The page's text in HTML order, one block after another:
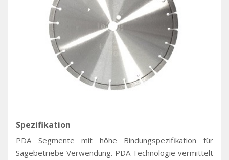
Spezifikation
PDA Segmente mit höhe Bindungspezifikation für
Sägebetriebe Verwendung. PDA Technologie vermittelt